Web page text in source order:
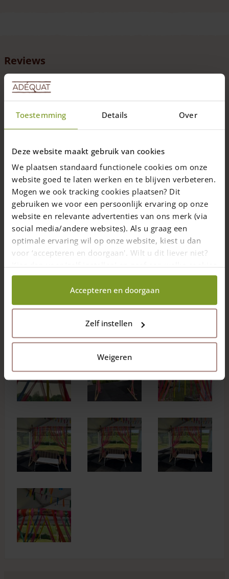
Toestemming Details Over
Deze website maakt gebruik van cookies
We plaatsen standaard functionele cookies om onze
website goed te laten werken en te blijven verbeteren.
Mogen we ook tracking cookies plaatsen? Dit
gebruiken we voor een persoonlijk ervaring op onze
website en relevante advertenties van ons merk (via
social media/andere websites). Als u graag een
optimale ervaring wil op onze website, kiest u dan
voor ‘accepteren en doorgaan'. Wilt u dit liever niet?
Kies dan voor ‘zelf instellen’ en geef aan welke cookies
wij wel mogen verzamelen.
Accepteren en doorgaan
Zelf instellen
Weigeren
Reviews
Beoordeling
0 reviews
0 reviews
Reacties van klanten op Rasterlatten
Creatieve back-drop voor op een
Dit keer geen hekwerk.
Voor de bruiloft van onze dochter heb ik deze prachtige
back-drop gemaakt met hout van Adequat.